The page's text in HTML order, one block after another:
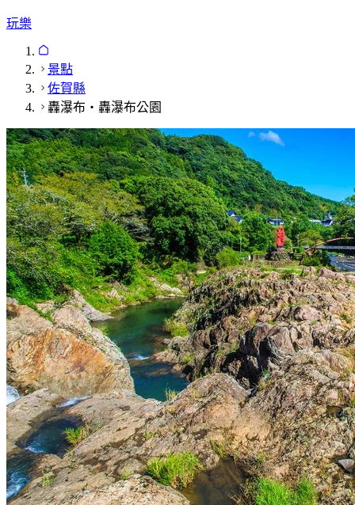
玩樂
景點
佐賀縣
轟瀑布・轟瀑布公園